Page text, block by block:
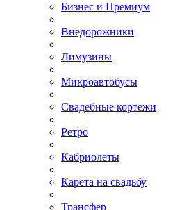
Бизнес и Премиум
Внедорожники
Лимузины
Микроавтобусы
Свадебные кортежи
Ретро
Кабриолеты
Карета на свадьбу
Трансфер